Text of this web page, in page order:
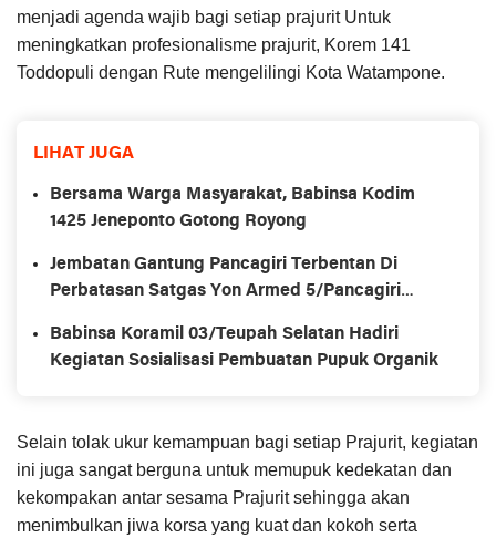
menjadi agenda wajib bagi setiap prajurit Untuk
meningkatkan profesionalisme prajurit, Korem 141
Toddopuli dengan Rute mengelilingi Kota Watampone.
LIHAT JUGA
Bersama Warga Masyarakat, Babinsa Kodim
1425 Jeneponto Gotong Royong
Jembatan Gantung Pancagiri Terbentan Di
Perbatasan Satgas Yon Armed 5/Pancagiri
Babinsa Koramil 03/Teupah Selatan Hadiri
Kegiatan Sosialisasi Pembuatan Pupuk Organik
Selain tolak ukur kemampuan bagi setiap Prajurit, kegiatan
ini juga sangat berguna untuk memupuk kedekatan dan
kekompakan antar sesama Prajurit sehingga akan
menimbulkan jiwa korsa yang kuat dan kokoh serta